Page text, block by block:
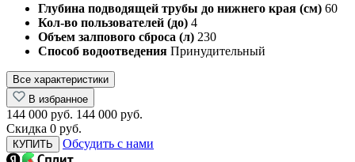
Глубина подводящей трубы до нижнего края (см) 60
Кол-во пользователей (до) 4
Объем залпового сброса (л) 230
Способ водоотведения Принудительный
Все характеристики
В избранное
144 000 руб. 144 000 руб.
Скидка 0 руб.
КУПИТЬ Обсудить с нами